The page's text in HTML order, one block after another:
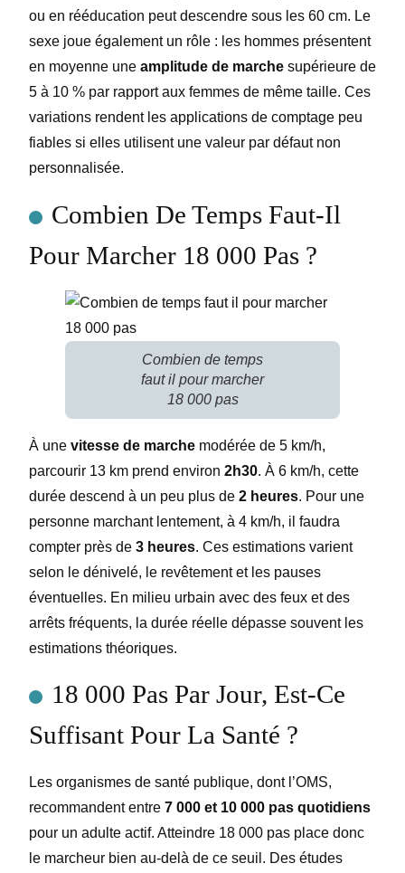
ou en rééducation peut descendre sous les 60 cm. Le
sexe joue également un rôle : les hommes présentent
en moyenne une amplitude de marche supérieure de
5 à 10 % par rapport aux femmes de même taille. Ces
variations rendent les applications de comptage peu
fiables si elles utilisent une valeur par défaut non
personnalisée.
Combien De Temps Faut-Il
Pour Marcher 18 000 Pas ?
Combien de temps
faut il pour marcher
18 000 pas
À une vitesse de marche modérée de 5 km/h,
parcourir 13 km prend environ 2h30. À 6 km/h, cette
durée descend à un peu plus de 2 heures. Pour une
personne marchant lentement, à 4 km/h, il faudra
compter près de 3 heures. Ces estimations varient
selon le dénivelé, le revêtement et les pauses
éventuelles. En milieu urbain avec des feux et des
arrêts fréquents, la durée réelle dépasse souvent les
estimations théoriques.
18 000 Pas Par Jour, Est-Ce
Suffisant Pour La Santé ?
Les organismes de santé publique, dont l’OMS,
recommandent entre 7 000 et 10 000 pas quotidiens
pour un adulte actif. Atteindre 18 000 pas place donc
le marcheur bien au-delà de ce seuil. Des études